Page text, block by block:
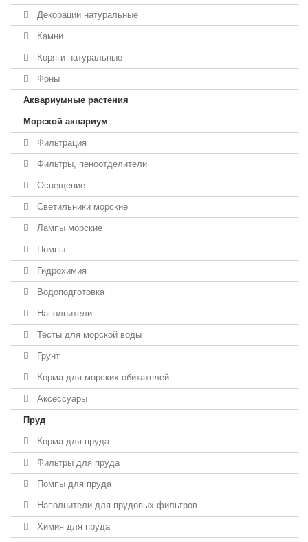
Декорации натуральные
Камни
Коряги натуральные
Фоны
Аквариумные растения
Морской аквариум
Фильтрация
Фильтры, пеноотделители
Освещение
Светильники морские
Лампы морские
Помпы
Гидрохимия
Водоподготовка
Наполнители
Тесты для морской воды
Грунт
Корма для морских обитателей
Аксессуары
Пруд
Корма для пруда
Фильтры для пруда
Помпы для пруда
Наполнители для прудовых фильтров
Химия для пруда